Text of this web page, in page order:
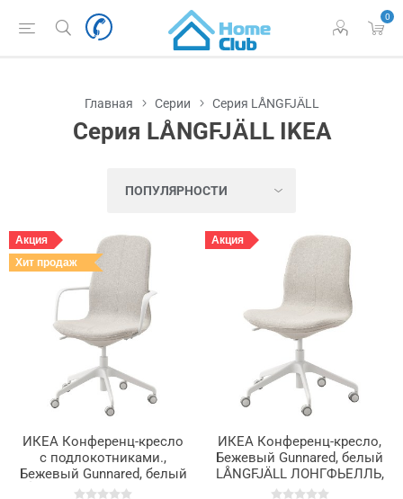
0
Главная Серии Серия LÅNGFJÄLL
Серия LÅNGFJÄLL IKEA
Акция
Хит продаж
ИКЕА Конференц-кресло
с подлокотниками.,
Бежевый Gunnared, белый
LÅNGFJÄLL ЛОНГФЬЕЛЛЬ,
Акция
ИКЕА Конференц-кресло,
Бежевый Gunnared, белый
LÅNGFJÄLL ЛОНГФЬЕЛЛЬ,
192.523.66